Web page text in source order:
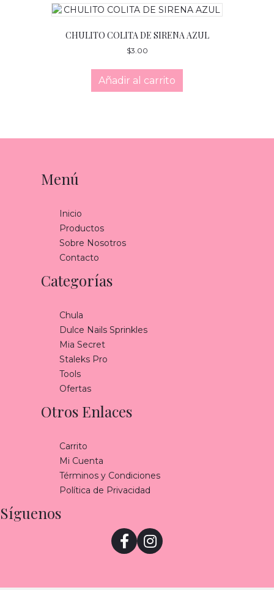
CHULITO COLITA DE SIRENA AZUL
$3.00
Añadir al carrito
Menú
Inicio
Productos
Sobre Nosotros
Contacto
Categorías
Chula
Dulce Nails Sprinkles
Mia Secret
Staleks Pro
Tools
Ofertas
Otros Enlaces
Carrito
Mi Cuenta
Términos y Condiciones
Política de Privacidad
Síguenos